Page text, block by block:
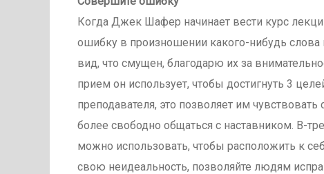
Когда Джек Шафер начинает вести курс
ошибку в произношении какого-нибудь слова
вид, что смущен, благодарю их за
прием он использует, чтобы достигнуть 3
преподавателя, это позволяет им
более свободно общаться с наставником. В-
можно использовать, чтобы расположить к
свою неидеальность, позволяйте людям